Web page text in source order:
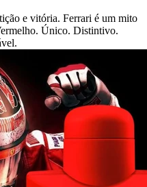
e vitória. Ferrari é um mito
Único. Distintivo.